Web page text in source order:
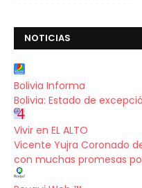
NOTICIAS
Bolivia Informa
Bolivia: Estado de
Vivir en EL ALTO
Vicente Yujra Coronado
con muchas promesas